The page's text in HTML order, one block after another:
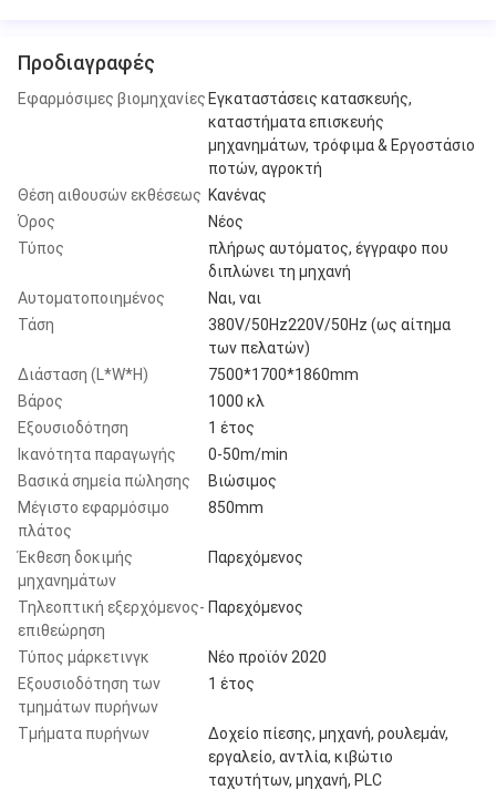
Προδιαγραφές
Εφαρμόσιμες βιομηχανίες Εγκαταστάσεις κατασκευής,
καταστήματα επισκευής
μηχανημάτων, τρόφιμα & Εργοστάσιο
ποτών, αγροκτή
Θέση αιθουσών εκθέσεως Κανένας
Όρος
Νέος
Τύπος
πλήρως αυτόματος, έγγραφο που
διπλώνει τη μηχανή
Αυτοματοποιημένος
Ναι, ναι
Τάση
380V/50Hz220V/50Hz (ως αίτημα
των πελατών)
Διάσταση (L*W*H)
7500*1700*1860mm
Βάρος
1000 κλ
Εξουσιοδότηση
1 έτος
Ικανότητα παραγωγής
0-50m/min
Βασικά σημεία πώλησης
Βιώσιμος
Μέγιστο εφαρμόσιμο
πλάτος
850mm
Έκθεση δοκιμής
μηχανημάτων
Παρεχόμενος
Τηλεοπτική εξερχόμενος-
επιθεώρηση
Παρεχόμενος
Τύπος μάρκετινγκ
Νέο προϊόν 2020
Εξουσιοδότηση των
τμημάτων πυρήνων
1 έτος
Τμήματα πυρήνων
Δοχείο πίεσης, μηχανή, ρουλεμάν,
εργαλείο, αντλία, κιβώτιο
ταχυτήτων, μηχανή, PLC